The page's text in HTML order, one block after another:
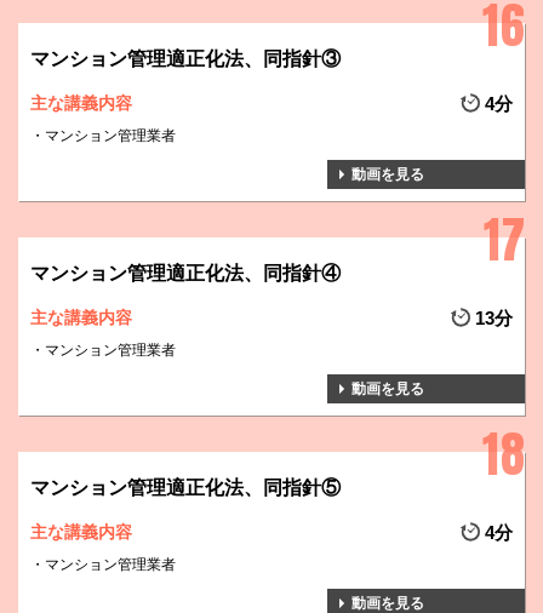
マンション管理適正化法、同指針③
主な講義内容 4分
マンション管理業者
動画を見る
マンション管理適正化法、同指針④
主な講義内容 13分
マンション管理業者
動画を見る
マンション管理適正化法、同指針⑤
主な講義内容 4分
マンション管理業者
動画を見る